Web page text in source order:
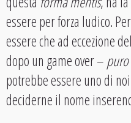
essere per forza ludico.
essere che ad eccezione
dopo un game over –
potrebbe essere uno di
deciderne il nome